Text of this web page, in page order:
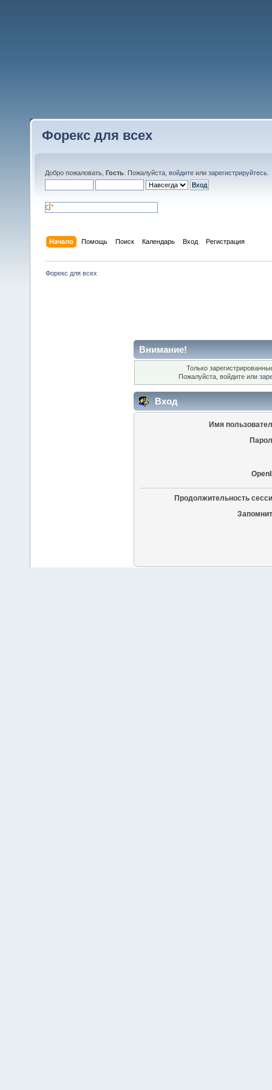
Форекс для всех
Добро пожаловать, Гость . Пожалуйста, войдите или зарегистрируйтесь
Начало Помощь Поиск Календарь Вход Регистрация
Форекс для всех
Внимание!
Только
Пожалуйста, войдите или
Вход
Имя
Продолжительность